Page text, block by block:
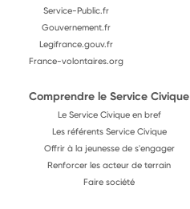
Service-Public.fr
Gouvernement.fr
Legifrance.gouv.fr
France-volontaires.org
Comprendre le Service Civique
Le Service Civique en bref
Les référents Service Civique
Offrir à la jeunesse de s'engager
Renforcer les acteur de terrain
Faire société